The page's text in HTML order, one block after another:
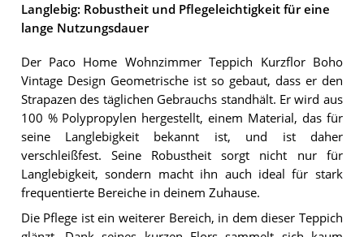
Langlebig: Robustheit und Pflegeleichtigkeit für eine
lange Nutzungsdauer
Der Paco Home Wohnzimmer Teppich Kurzflor Boho
Vintage Design Geometrische ist so gebaut, dass er den
Strapazen des täglichen Gebrauchs standhält. Er wird aus
100 % Polypropylen hergestellt, einem Material, das für
seine Langlebigkeit bekannt ist, und ist daher
verschleißfest. Seine Robustheit sorgt nicht nur für
Langlebigkeit, sondern macht ihn auch ideal für stark
frequentierte Bereiche in deinem Zuhause.
Die Pflege ist ein weiterer Bereich, in dem dieser Teppich